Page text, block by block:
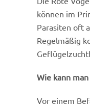
können im
Parasiten oft
Regelmäßig
Wie kann
Vor einem